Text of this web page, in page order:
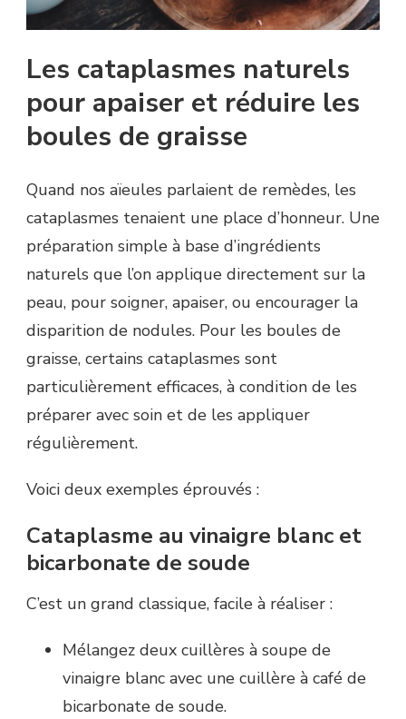
Les cataplasmes naturels
pour apaiser et réduire les
boules de graisse
Quand nos aïeules parlaient de remèdes, les
cataplasmes tenaient une place d’honneur. Une
préparation simple à base d’ingrédients
naturels que l’on applique directement sur la
peau, pour soigner, apaiser, ou encourager la
disparition de nodules. Pour les boules de
graisse, certains cataplasmes sont
particulièrement efficaces, à condition de les
préparer avec soin et de les appliquer
régulièrement.
Voici deux exemples éprouvés :
Cataplasme au vinaigre blanc et
bicarbonate de soude
C’est un grand classique, facile à réaliser :
Mélangez deux cuillères à soupe de
vinaigre blanc avec une cuillère à café de
bicarbonate de soude.